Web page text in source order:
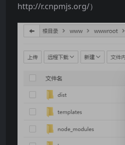
http://r.cnpmjs.org/）